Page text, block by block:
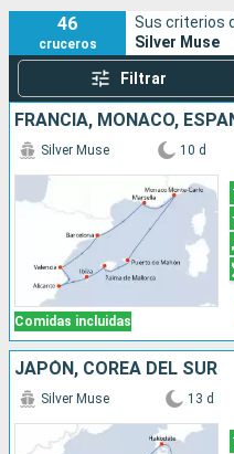
46
cruceros
Sus criterios
Silver Muse
Filtrar
FRANCIA, MONACO,
Comidas incluidas
Silver Muse 10 d
JAPÓN, COREA DEL SUR
Silver Muse 13 d